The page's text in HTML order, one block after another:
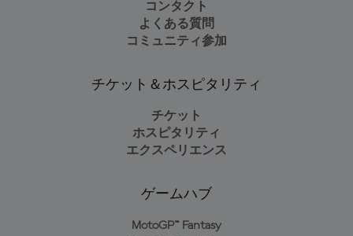
コンタクト
よくある質問
コミュニティ参加
チケット＆ホスピタリティ
チケット
ホスピタリティ
エクスペリエンス
ゲームハブ
MotoGP™ Fantasy